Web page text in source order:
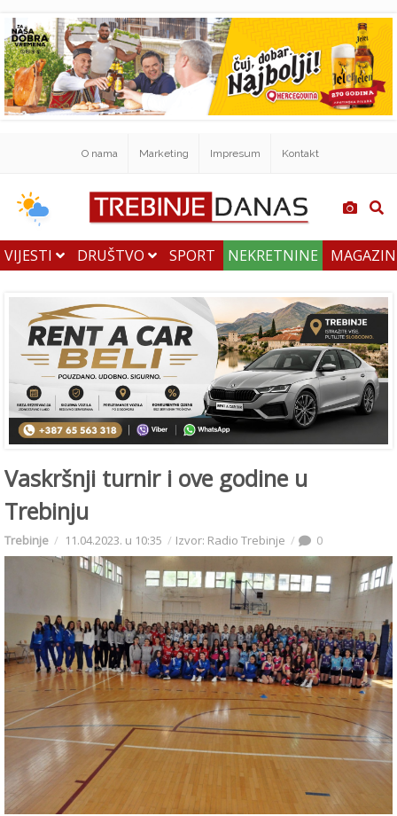
O nama Marketing Impresum Kontakt
VIJESTI DRUŠTVO SPORT NEKRETNINE
Vaskršnji turnir i ove godine u
Trebinju
Trebinje 11.04.2023. u 10:35 Izvor: Radio Trebinje 0